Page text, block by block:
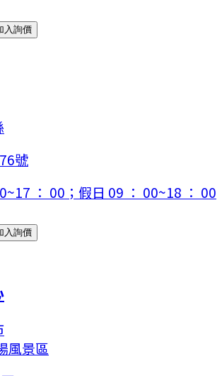
入詢價
號
： 00；假日 09 ： 00~18 ： 00
入詢價
風景區